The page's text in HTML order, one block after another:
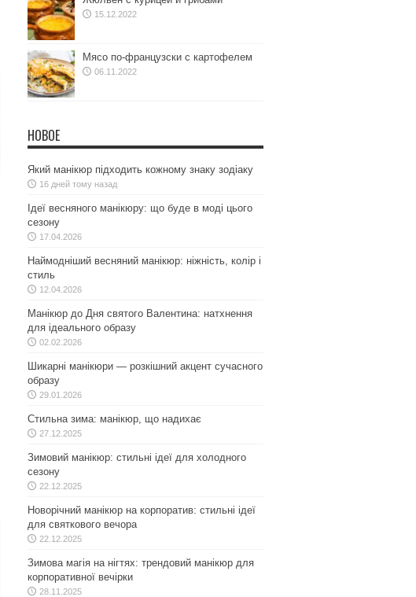
15.12.2022
Мясо по-французски с картофелем
06.11.2022
НОВОЕ
Який манікюр підходить кожному знаку зодіаку
16 дней тому назад
Ідеї весняного манікюру: що буде в моді цього
сезону
17.04.2026
Наймодніший весняний манікюр: ніжність, колір і
стиль
12.04.2026
Манікюр до Дня святого Валентина: натхнення
для ідеального образу
02.02.2026
Шикарні манікюри — розкішний акцент сучасного
образу
29.01.2026
Стильна зима: манікюр, що надихає
27.12.2025
Зимовий манікюр: стильні ідеї для холодного
сезону
22.12.2025
Новорічний манікюр на корпоратив: стильні ідеї
для святкового вечора
22.12.2025
Зимова магія на нігтях: трендовий манікюр для
корпоративної вечірки
28.11.2025